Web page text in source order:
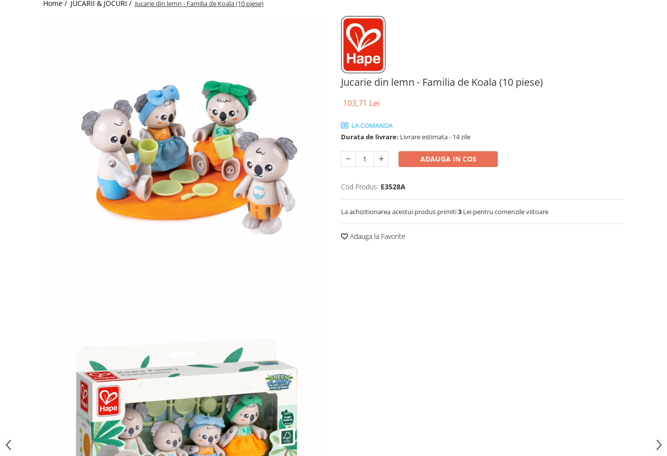
Jucarii de Sortare
Home / JUCARII & JOCURI / Jucarie din lemn - Familia de Koala (10 piese)
Jucarie din lemn - Familia de Koala (10 piese)
103,71 Lei
LA COMANDA
Durata de livrare: Livrare estimata - 14 zile
ADAUGA IN COS
Cod Produs: E3528A
La achizitionarea acestui produs primiti3 Lei pentru comenzile viitoare
Adauga la Favorite